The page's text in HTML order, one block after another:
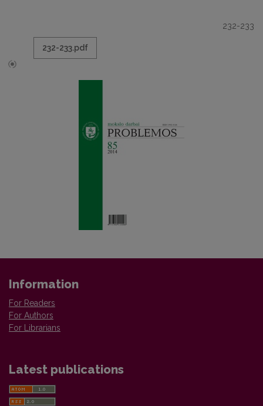
232-233
232-233.pdf
Information
For Readers
For Authors
For Librarians
Latest publications